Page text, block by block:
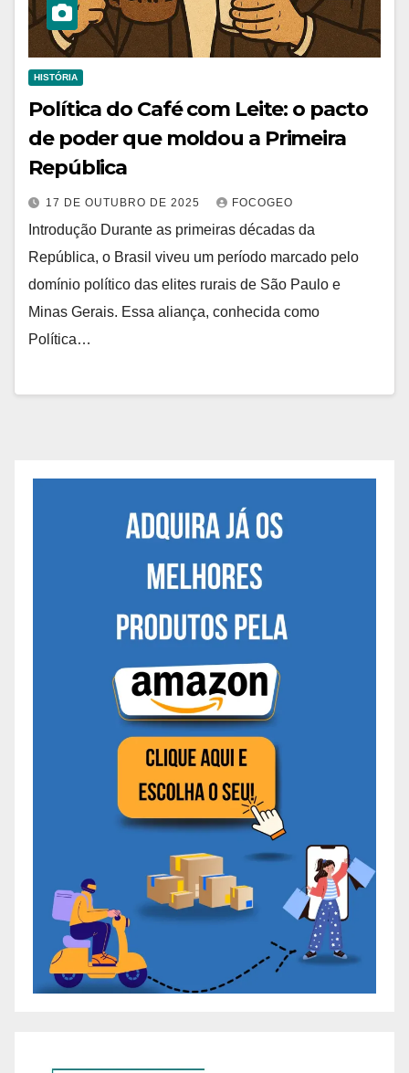
HISTÓRIA
Política do Café com Leite: o pacto
de poder que moldou a Primeira
República
17 DE OUTUBRO DE 2025 FOCOGEO
Introdução Durante as primeiras décadas da
República, o Brasil viveu um período marcado pelo
domínio político das elites rurais de São Paulo e
Minas Gerais. Essa aliança, conhecida como
Política…